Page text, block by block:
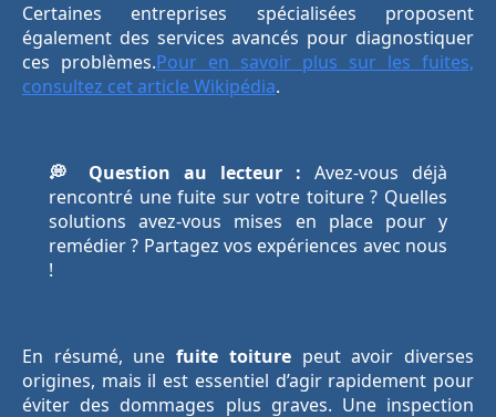
Certaines entreprises spécialisées proposent
également des services avancés pour diagnostiquer
ces problèmes.Pour en savoir plus sur les fuites,
consultez cet article Wikipédia.
💭 Question au lecteur : Avez-vous déjà
rencontré une fuite sur votre toiture ? Quelles
solutions avez-vous mises en place pour y
remédier ? Partagez vos expériences avec nous
!
En résumé, unefuite toiturepeut avoir diverses
origines, mais il est essentiel d’agir rapidement pour
éviter des dommages plus graves. Une inspection